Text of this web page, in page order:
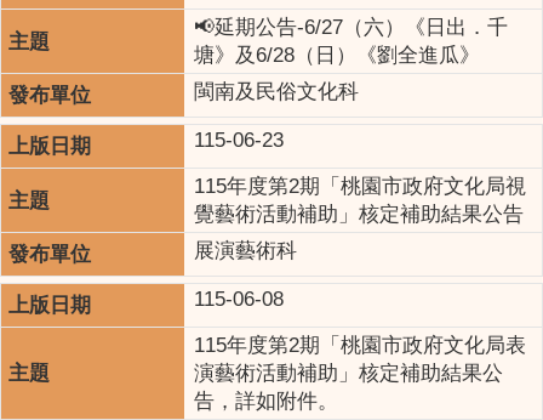
📢延期公告-6/27（六）《日出．千
塘》及6/28（日）《劉全進瓜》
閩南及民俗文化科
115-06-23
115年度第2期「桃園市政府文化局視
覺藝術活動補助」核定補助結果公告
展演藝術科
115-06-08
115年度第2期「桃園市政府文化局表
演藝術活動補助」核定補助結果公
告，詳如附件。